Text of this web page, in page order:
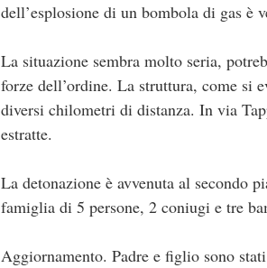
dell’esplosione di un bombola di gas è
La situazione sembra molto seria,
forze dell’ordine. La struttura, come si
diversi chilometri di distanza. In via
estratte.
La detonazione è avvenuta al secondo
famiglia di 5 persone, 2 coniugi e tre
Aggiornamento. Padre e figlio sono